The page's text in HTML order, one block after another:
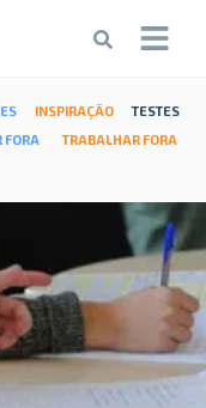
INSPIRAÇÃO
TESTES
FORA
TRABALHAR FORA